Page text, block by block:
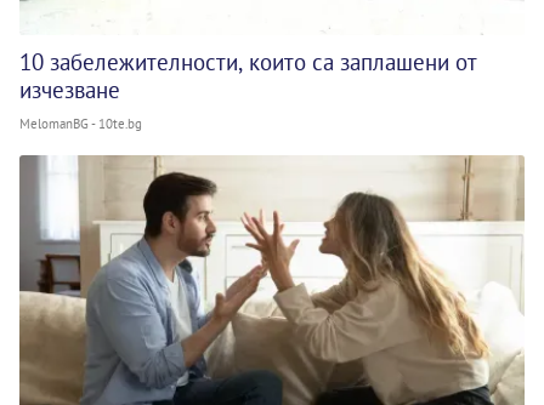
10 забележителности, които са заплашени от
изчезване
MelomanBG - 10te.bg